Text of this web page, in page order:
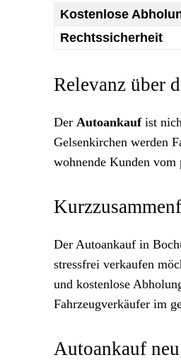
Kostenlose
Rechtssicherheit
Relevanz über
Der Autoankaufist
Gelsenkirchen werden
wohnende Kunden vom
Der Autoankauf in
stressfrei verkaufen
und kostenlose
Fahrzeugverkäufer im
Autoankauf